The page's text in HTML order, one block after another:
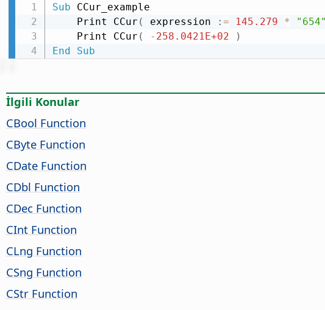
Sub CCur_example
    Print CCur
( expression : = 145.279 * "654"
    Print CCur
( - 258.0421E+02
)
End
Sub
İlgili Konular
CBool Function
CByte Function
CDate Function
CDbl Function
CDec Function
CInt Function
CLng Function
CSng Function
CStr Function